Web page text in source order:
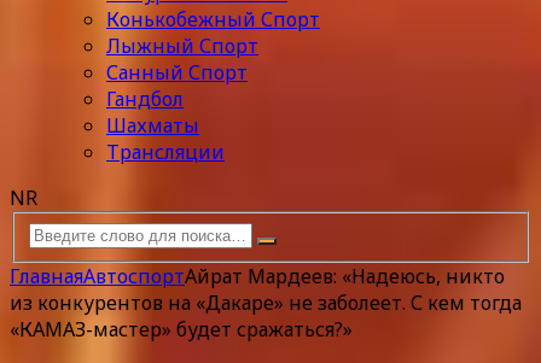
Конькобежный Спорт
Лыжный Спорт
Санный Спорт
Гандбол
Шахматы
Трансляции
NR
ГлавнаяАвтоспортАйрат Мардеев: «Надеюсь, никто
из конкурентов на «Дакаре» не заболеет. С кем тогда
«КАМАЗ-мастер» будет сражаться?»